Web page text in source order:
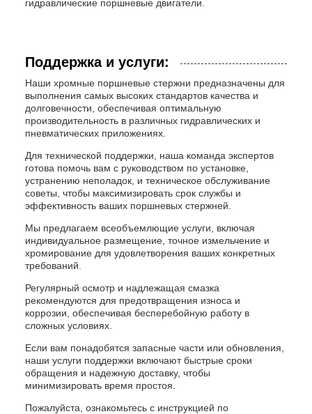
гидравлические поршневые двигатели.
Поддержка и услуги:
Наши хромные поршневые стержни предназначены для
выполнения самых высоких стандартов качества и
долговечности, обеспечивая оптимальную
производительность в различных гидравлических и
пневматических приложениях.
Для технической поддержки, наша команда экспертов
готова помочь вам с руководством по установке,
устранению неполадок, и техническое обслуживание
советы, чтобы максимизировать срок службы и
эффективность ваших поршневых стержней.
Мы предлагаем всеобъемлющие услуги, включая
индивидуальное размещение, точное измельчение и
хромирование для удовлетворения ваших конкретных
требований.
Регулярный осмотр и надлежащая смазка
рекомендуются для предотвращения износа и
коррозии, обеспечивая бесперебойную работу в
сложных условиях.
Если вам понадобятся запасные части или обновления,
наши услуги поддержки включают быстрые сроки
обращения и надежную доставку, чтобы
минимизировать время простоя.
Пожалуйста, ознакомьтесь с инструкцией по